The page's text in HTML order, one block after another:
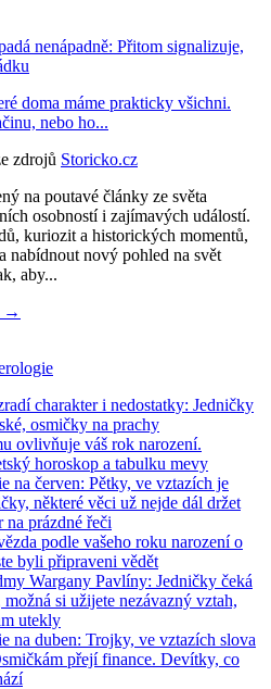
nenápadně: Přitom signalizuje,
doma máme prakticky všichni.
nebo ho...
zdrojů Storicko.cz
na poutavé články ze světa
osobností i zajímavých událostí.
kuriozit a historických momentů,
nabídnout nový pohled na svět
aby...
→
charakter i nedostatky: Jedničky
osmičky na prachy
ovlivňuje váš rok narození.
horoskop a tabulku mevy
na červen: Pětky, ve vztazích je
některé věci už nejde dál držet
prázdné řeči
podle vašeho roku narození o
byli připraveni vědět
Wargany Pavlíny: Jedničky čeká
si užijete nezávazný vztah,
utekly
na duben: Trojky, ve vztazích slova
přejí finance. Devítky, co